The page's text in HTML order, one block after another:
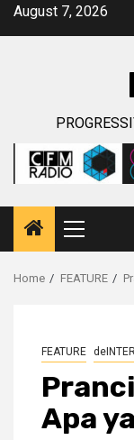
SkipAugust 7, 2026
Primary
Menu
Home FEATURE
FEATURE
Apa